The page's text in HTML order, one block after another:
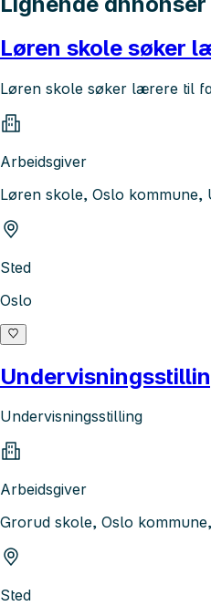
Løren skole søker
Løren skole søker lærere til
Arbeidsgiver
Løren skole, Oslo kommune,
Sted
Oslo
Undervisningsstilling
Arbeidsgiver
Grorud skole, Oslo
Sted